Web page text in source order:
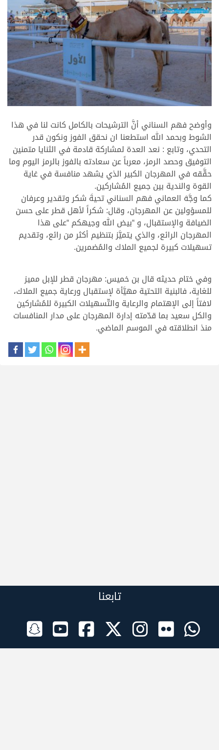
وأوضح فهم السناني أنَّ الترشيحات بالكامل كانت لنا في هذا
الشوط وبحمد الله استطعنا ان نحقق الفوز ونكون قدر
التحدي، وتابع : نعد العدة لمشاركة قادمة في الثنايا متمنين
التوفيق وحصد الرمز، معرباً عن سعادته بالفوز بالرمز اليوم وما
حقَّقه في المهرجان الكبير الذي يشهد منافسة في غاية
القوة والندية بين جميع المُشاركين.
كما وجَّهَ العماني فهم السناني تحيةَ شكر وتقدير وعرفان
للمسؤولين عن المهرجان، وقال: شكراً لأهل قطر على حسن
الضيافة والإستقبال، و “بيض الله وجيهكم “على هذا
المهرجان الرائع، والذي يتميَّز بتنظيم أكثر من رائع، وتقديم
تسهيلات كبيرة لجميع الملاك والمُضمرين.
وفي ختام حديثه قال بن خميس: مهرجان قطر للإبل مميز
للغاية، فالبنية التحتية مهيَّأة لإستقبال ورعاية جميع الملاك،
لافتاً إلى الإهتمام والرعاية والتّسهيلات الكبيرة للمُشاركين
والكل سعيد بما قدّمته إدارة المهرجان على مدار المنافسات
منذ انطلاقته في الموسم الماضي.
تابعنا